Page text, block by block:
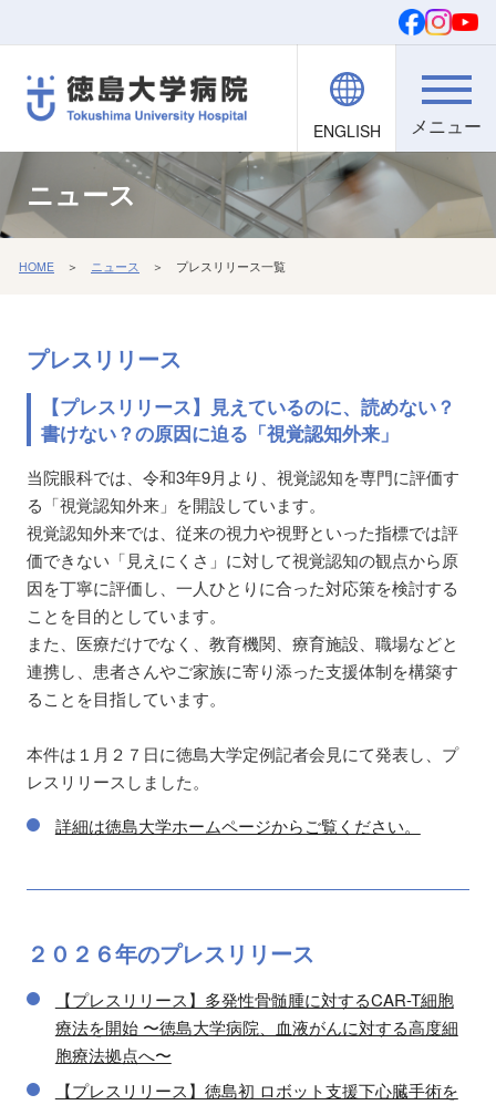
ご寄付
ENGLISH 検索
院内職員向け
文字・背景
ニュース
HOME ＞ ニュース ＞ プレスリリース一覧
プレスリリース
【プレスリリース】見えているのに、読めない？
書けない？の原因に迫る「視覚認知外来」
当院眼科では、令和3年9月より、視覚認知を専門に評価す
る「視覚認知外来」を開設しています。
視覚認知外来では、従来の視力や視野といった指標では評
価できない「見えにくさ」に対して視覚認知の観点から原
因を丁寧に評価し、一人ひとりに合った対応策を検討する
ことを目的としています。
また、医療だけでなく、教育機関、療育施設、職場などと
連携し、患者さんやご家族に寄り添った支援体制を構築す
ることを目指しています。
本件は１月２７日に徳島大学定例記者会見にて発表し、プ
レスリリースしました。
詳細は徳島大学ホームページからご覧ください。
２０２６年のプレスリリース
【プレスリリース】多発性骨髄腫に対するCAR-T細胞
療法を開始 〜徳島大学病院、血液がんに対する高度細
胞療法拠点へ〜
【プレスリリース】徳島初 ロボット支援下心臓手術を